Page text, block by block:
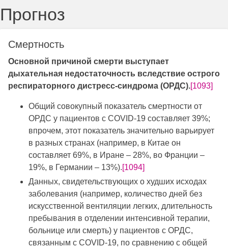
Прогноз
Смертность
Основной причиной смерти выступает
дыхательная недостаточность вследствие острого
респираторного дистресс-синдрома (ОРДС).[1093]
Общий совокупный показатель смертности от
ОРДС у пациентов с COVID-19 составляет 39%;
впрочем, этот показатель значительно варьирует
в разных странах (например, в Китае он
составляет 69%, в Иране – 28%, во Франции –
19%, в Германии – 13%).[1094]
Данных, свидетельствующих о худших исходах
заболевания (например, количество дней без
искусственной вентиляции легких, длительность
пребывания в отделении интенсивной терапии,
больнице или смерть) у пациентов с ОРДС,
связанным с COVID-19, по сравнению с общей